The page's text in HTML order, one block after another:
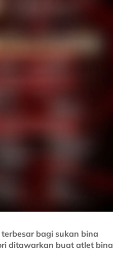
bagi sukan bina
ditawarkan buat atlet bina